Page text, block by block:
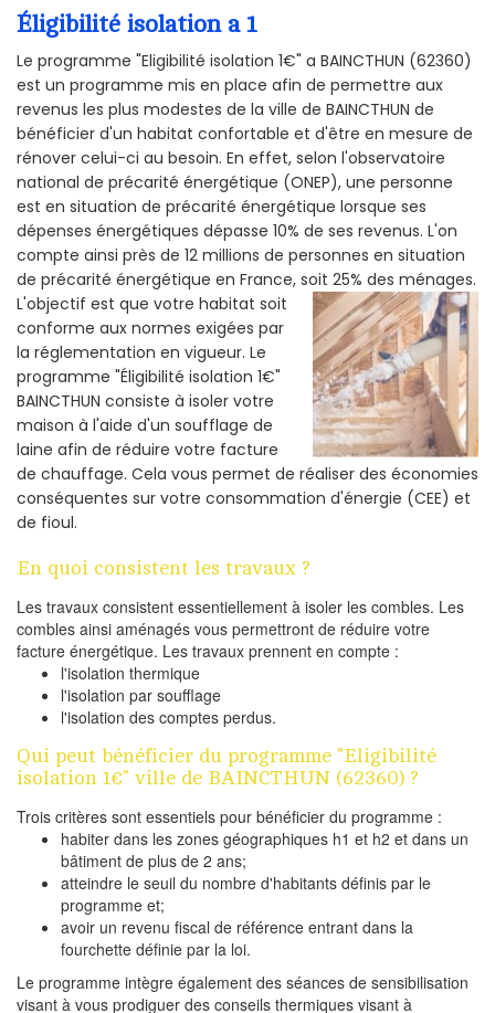
Éligibilité isolation a 1
Le programme "Eligibilité isolation 1€" a BAINCTHUN (62360)
est un programme mis en place afin de permettre aux
revenus les plus modestes de la ville de BAINCTHUN de
bénéficier d'un habitat confortable et d'être en mesure de
rénover celui-ci au besoin. En effet, selon l'observatoire
national de précarité énergétique (ONEP), une personne
est en situation de précarité énergétique lorsque ses
dépenses énergétiques dépasse 10% de ses revenus. L'on
compte ainsi près de 12 millions de personnes en situation
de précarité énergétique en France, soit 25% des ménages.
L'objectif est que votre habitat soit
conforme aux normes exigées par
la réglementation en vigueur. Le
programme "Éligibilité isolation 1€"
BAINCTHUN consiste à isoler votre
maison à l'aide d'un soufflage de
laine afin de réduire votre facture
de chauffage. Cela vous permet de réaliser des économies
conséquentes sur votre consommation d'énergie (CEE) et
de fioul.
En quoi consistent les travaux ?
Les travaux consistent essentiellement à isoler les combles. Les
combles ainsi aménagés vous permettront de réduire votre
facture énergétique. Les travaux prennent en compte :
l'isolation thermique
l'isolation par soufflage
l'isolation des comptes perdus.
Qui peut bénéficier du programme "Eligibilité
isolation 1€" ville de BAINCTHUN (62360) ?
Trois critères sont essentiels pour bénéficier du programme :
habiter dans les zones géographiques h1 et h2 et dans un
bâtiment de plus de 2 ans;
atteindre le seuil du nombre d'habitants définis par le
programme et;
avoir un revenu fiscal de référence entrant dans la
fourchette définie par la loi.
Le programme intègre également des séances de sensibilisation
visant à vous prodiguer des conseils thermiques visant à